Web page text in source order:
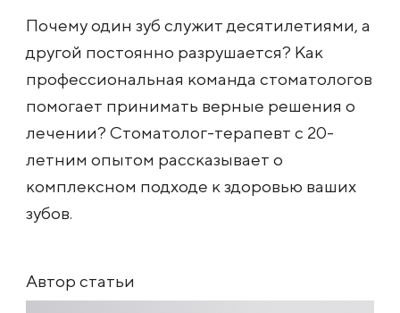
Почему один зуб служит десятилетиями, а
другой постоянно разрушается? Как
профессиональная команда стоматологов
помогает принимать верные решения о
лечении? Стоматолог-терапевт с 20-
летним опытом рассказывает о
комплексном подходе к здоровью ваших
зубов.
Автор статьи